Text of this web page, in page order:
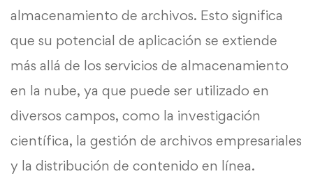
almacenamiento de archivos. Esto significa
que su potencial de aplicación se extiende
más allá de los servicios de almacenamiento
en la nube, ya que puede ser utilizado en
diversos campos, como la investigación
científica, la gestión de archivos empresariales
y la distribución de contenido en línea.